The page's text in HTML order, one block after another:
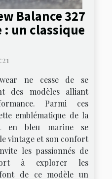
Balance 327
un classique
ne cesse de se
des modèles alliant
Parmi ces
emblématique de la
en bleu marine se
vintage et son confort
les passionnés de
à explorer les
de ce modèle un